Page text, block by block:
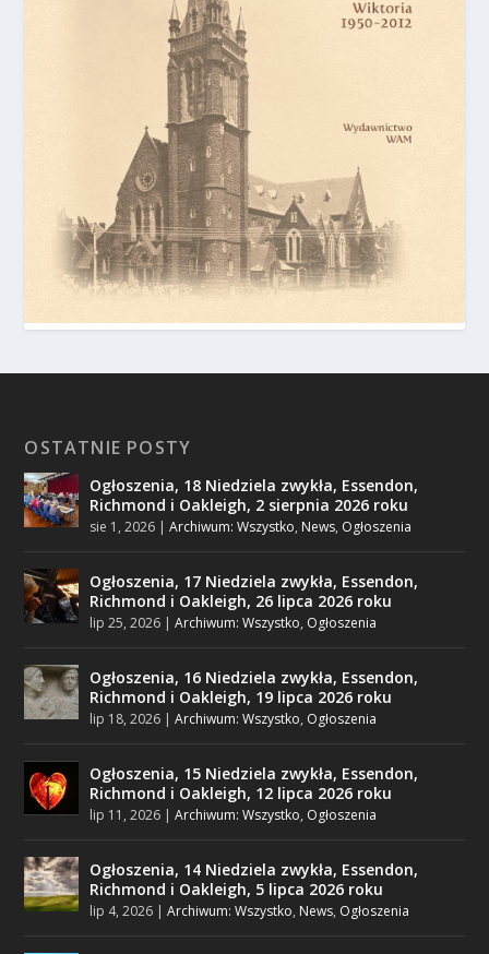
OSTATNIE POSTY
Ogłoszenia, 18 Niedziela zwykła, Essendon,
Richmond i Oakleigh, 2 sierpnia 2026 roku
sie 1, 2026 |Archiwum: Wszystko, News, Ogłoszenia
Ogłoszenia, 17 Niedziela zwykła, Essendon,
Richmond i Oakleigh, 26 lipca 2026 roku
lip 25, 2026 |Archiwum: Wszystko, Ogłoszenia
Ogłoszenia, 16 Niedziela zwykła, Essendon,
Richmond i Oakleigh, 19 lipca 2026 roku
lip 18, 2026 |Archiwum: Wszystko, Ogłoszenia
Ogłoszenia, 15 Niedziela zwykła, Essendon,
Richmond i Oakleigh, 12 lipca 2026 roku
lip 11, 2026 |Archiwum: Wszystko, Ogłoszenia
Ogłoszenia, 14 Niedziela zwykła, Essendon,
Richmond i Oakleigh, 5 lipca 2026 roku
lip 4, 2026 |Archiwum: Wszystko, News, Ogłoszenia